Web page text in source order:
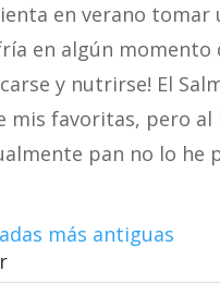
en verano tomar
en algún momento
y nutrirse! El
mis favoritas, pero al
pan no lo he
más antiguas